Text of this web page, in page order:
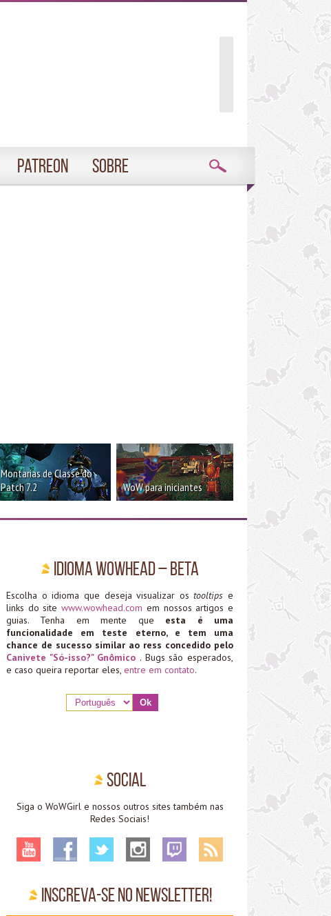
Patreon Sobre
Montarias de Classe do
Patch 7.2
WoW para iniciantes
Idioma WoWHead – Beta
Escolha o idioma que deseja visualizar ostooltips e
links do sitewww.wowhead.com em nossos artigos e
guias. Tenha em mente que esta é uma
funcionalidade em teste eterno, e tem uma
chance de sucesso similar ao ress concedido pelo
Canivete "Só-isso?" Gnômico . Bugs são esperados,
e caso queira reportar eles, entre em contato.
Social
Siga o WoWGirl e nossos outros sites também nas
Redes Sociais!
Inscreva-se no Newsletter!